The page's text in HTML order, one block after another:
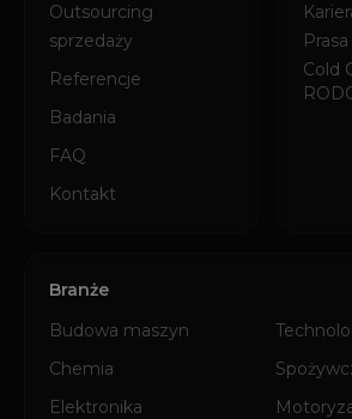
Outsourcing
sprzedaży
Referencje
Badania
FAQ
Kontakt
Prasa
Cold
Branże
Budowa maszyn
Chemia
Elektronika